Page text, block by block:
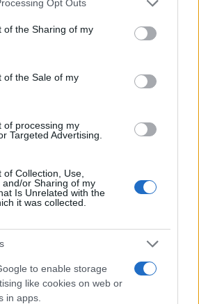
or usage behaviour. You may click to
to Google and its third-party tags to
specified purposes in below Google
Opt Outs
of the Sharing of my
of the Sale of my
of processing my
Targeted Advertising.
Collection, Use,
and/or Sharing of my
Is Unrelated with the
it was collected.
to enable storage
like cookies on web or
in apps.
οι νίκες των ουραγών –
γκολ